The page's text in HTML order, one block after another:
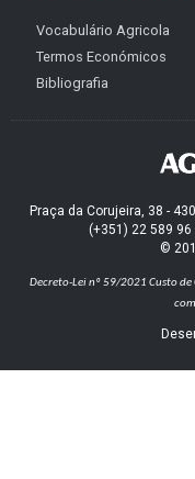
Vocabulário Agricola
Termos Económicos
Bibliografia
Praça da Corujeira, 38 -
(+351) 22 589
©
Decreto-Lei nº 59/2021 Custo